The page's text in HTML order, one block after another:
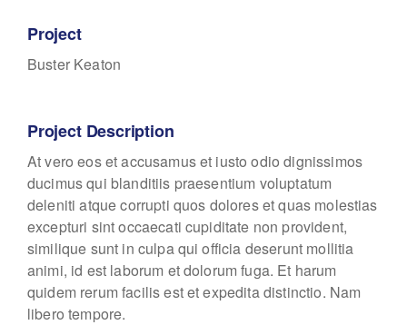
Project
Buster Keaton
Project Description
At vero eos et accusamus et iusto odio dignissimos
ducimus qui blanditiis praesentium voluptatum
deleniti atque corrupti quos dolores et quas molestias
excepturi sint occaecati cupiditate non provident,
similique sunt in culpa qui officia deserunt mollitia
animi, id est laborum et dolorum fuga. Et harum
quidem rerum facilis est et expedita distinctio. Nam
libero tempore.